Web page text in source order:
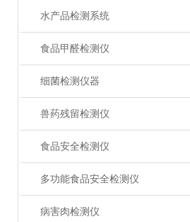
水产品检测系统
食品甲醛检测仪
细菌检测仪器
兽药残留检测仪
食品安全检测仪
多功能食品安全检测仪
病害肉检测仪